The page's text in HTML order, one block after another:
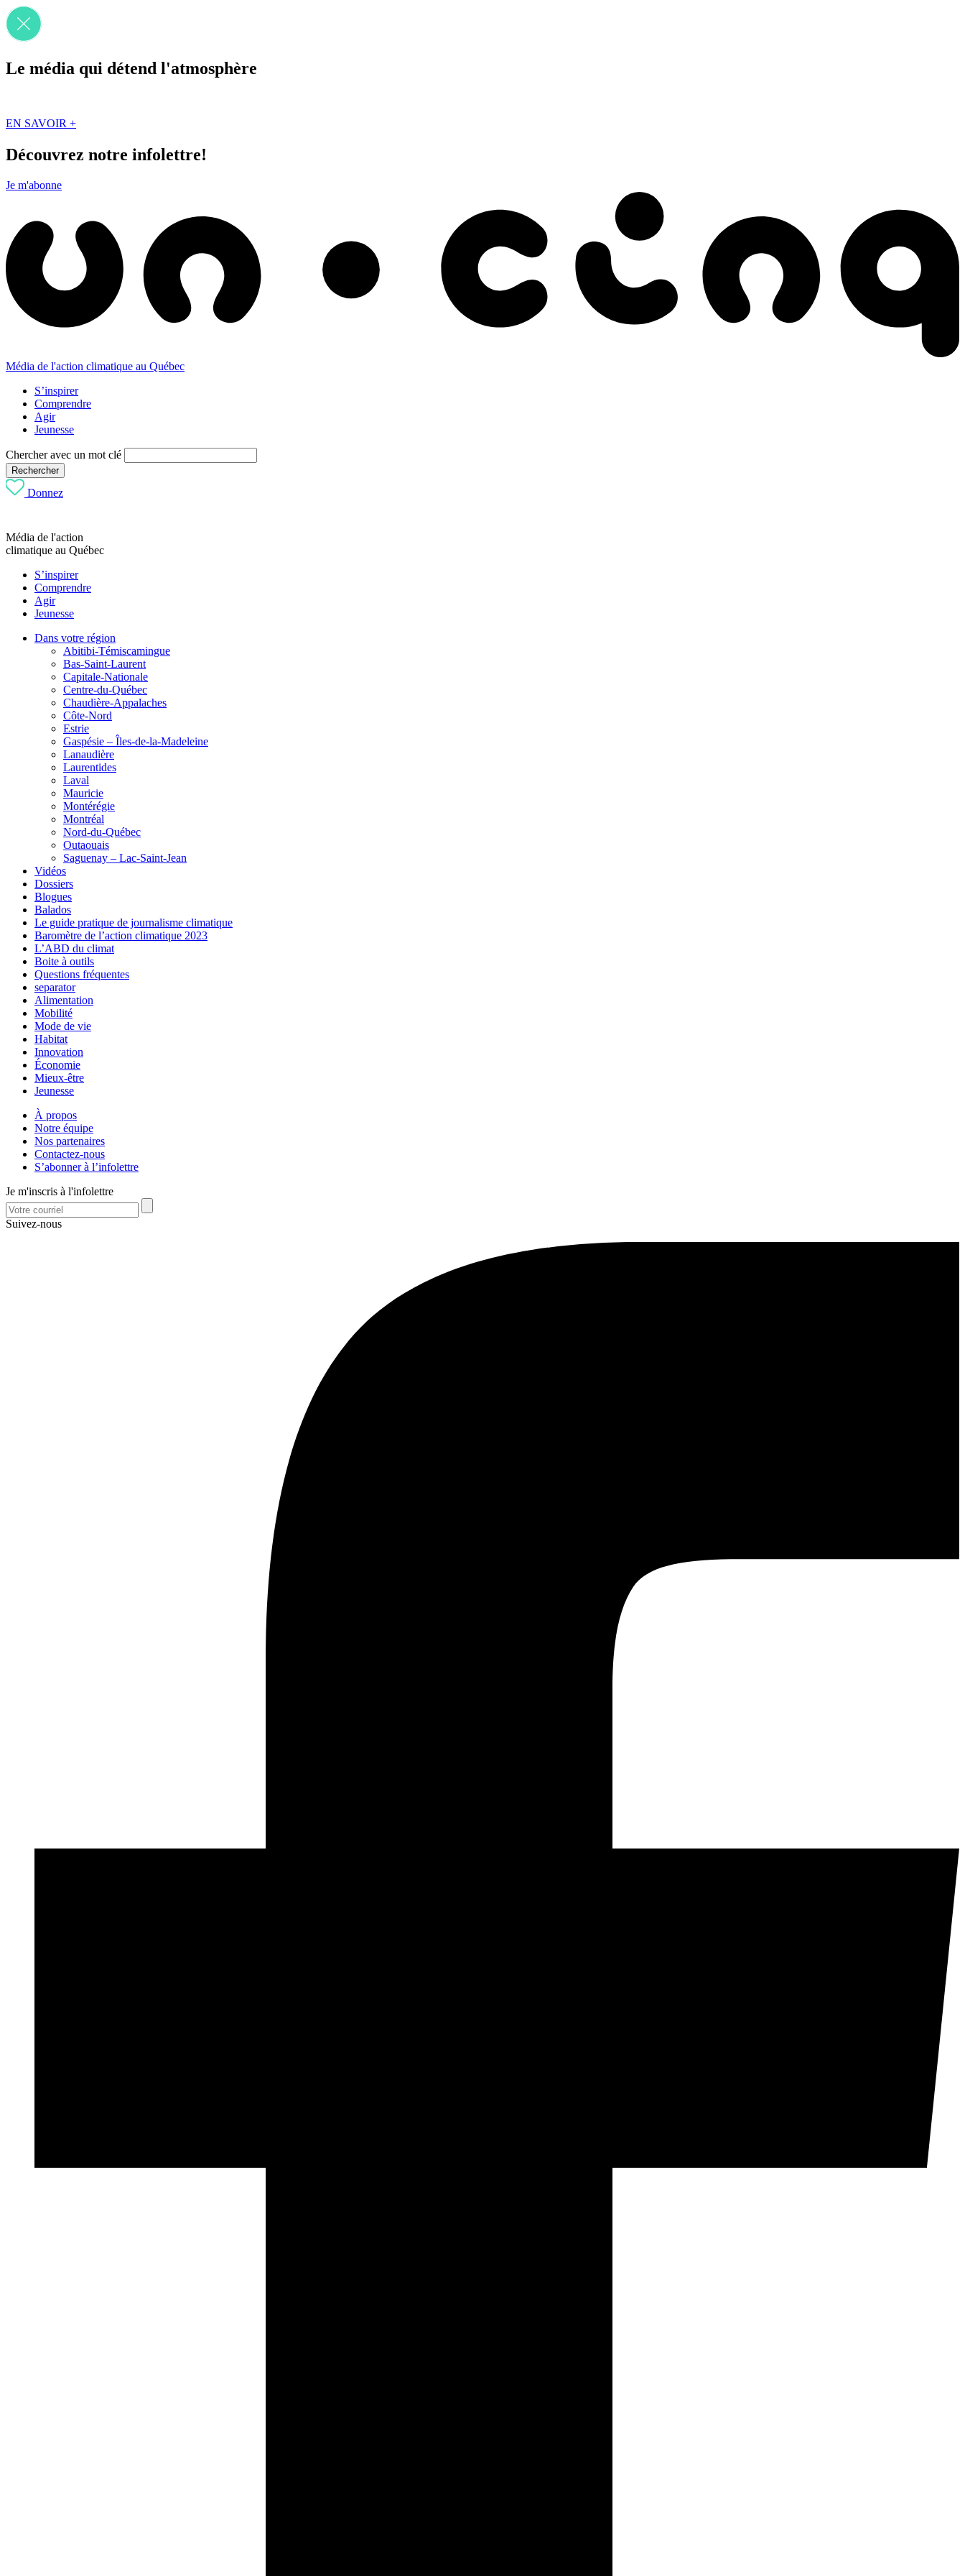
Le média qui détend l'atmosphère
EN SAVOIR +
Découvrez notre infolettre!
Je m'abonne
Média de l'action climatique au Québec
S’inspirer
Comprendre
Agir
Jeunesse
Chercher avec un mot clé
Rechercher
Donnez
Média de l'action
climatique au Québec
S’inspirer
Comprendre
Agir
Jeunesse
Dans votre région
Abitibi-Témiscamingue
Bas-Saint-Laurent
Capitale-Nationale
Centre-du-Québec
Chaudière-Appalaches
Côte-Nord
Estrie
Gaspésie – Îles-de-la-Madeleine
Lanaudière
Laurentides
Laval
Mauricie
Montérégie
Montréal
Nord-du-Québec
Outaouais
Saguenay – Lac-Saint-Jean
Vidéos
Dossiers
Blogues
Balados
Le guide pratique de journalisme climatique
Baromètre de l’action climatique 2023
L’ABD du climat
Boite à outils
Questions fréquentes
separator
Alimentation
Mobilité
Mode de vie
Habitat
Innovation
Économie
Mieux-être
Jeunesse
À propos
Notre équipe
Nos partenaires
Contactez-nous
S’abonner à l’infolettre
Je m'inscris à l'infolettre
Suivez-nous